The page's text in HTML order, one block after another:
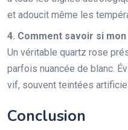
et adoucit même les
4. Comment savoir si
Un véritable quartz rose
parfois nuancée de blanc.
vif, souvent teintées
Conclusion